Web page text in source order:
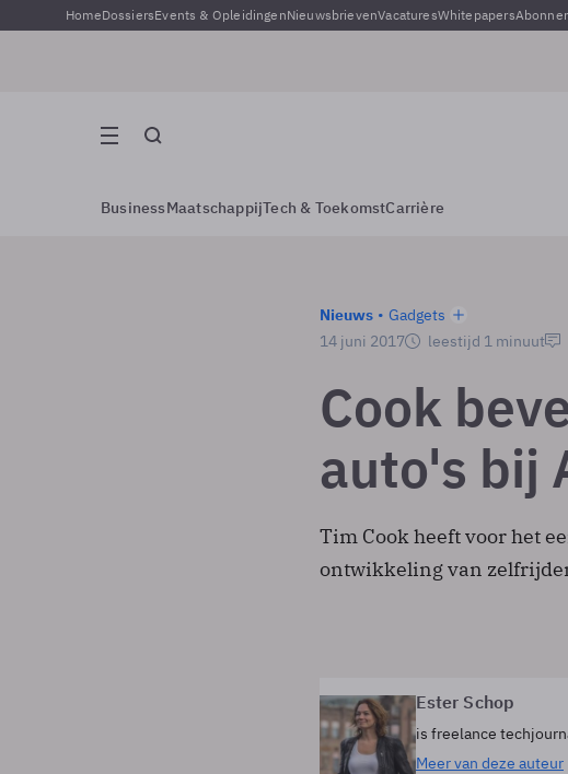
HomeDossiersEvents & OpleidingenNieuwsbrievenVacaturesWhitepapers
BusinessMaatschappijTech & ToekomstCarrière
Nieuws
Gadgets
14 juni 2017
leestijd 1 minuut
Cook
auto's bij
Tim Cook heeft voor het
ontwikkeling van
Ester Schop
is freelance
Meer van deze auteur